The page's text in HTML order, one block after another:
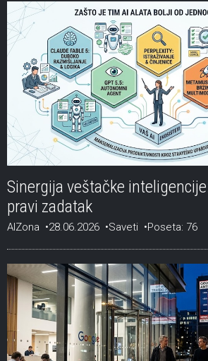
Sinergija veštačke
pravi zadatak
AIZona 28.06.2026 Saveti Poseta: 76